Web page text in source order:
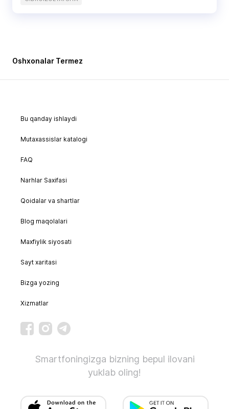
Oshxonalar Termez
Bu qanday ishlaydi
Mutaxassislar katalogi
FAQ
Narhlar Saxifasi
Qoidalar va shartlar
Blog maqolalari
Maxfiylik siyosati
Sayt xaritasi
Bizga yozing
Xizmatlar
Smartfoningizga bizning bepul ilovani
yuklab oling!